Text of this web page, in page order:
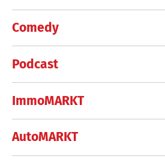
Comedy
Podcast
ImmoMARKT
AutoMARKT